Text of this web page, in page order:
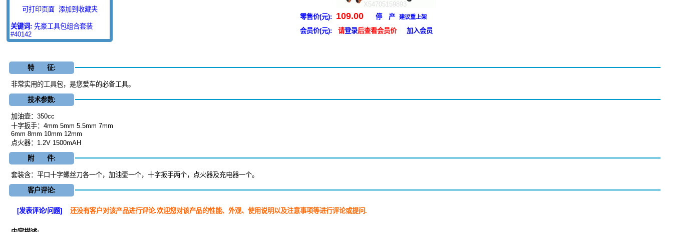
可打印页面 添加到收藏夹
关键词:先豪工具包组合套装
#40142
X54705159893
零售价(元):
109.00 停 产 建议重上架
会员价(元): 请登录后查看会员价 加入会员
特 征:
非常实用的工具包，是您爱车的必备工具。
技术参数:
加油壶：350cc
十字扳手：4mm 5mm 5.5mm 7mm
6mm 8mm 10mm 12mm
点火器：1.2V 1500mAH
附 件:
套装含：平口十字螺丝刀各一个，加油壶一个，十字扳手两个，点火器及充电器一个。
客户评论:
[发表评论/问题] 还没有客户对该产品进行评论.欢迎您对该产品的性能、外观、使用说明以及注意事项等进行评论或提问.